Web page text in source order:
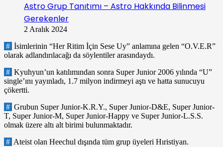
Astro Grup Tanıtımı – Astro Hakkında Bilinmesi
Gerekenler
2 Aralık 2024
# İsimlerinin “Her Ritim İçin Sese Uy” anlamına gelen “O.V.E.R”
olarak adlandırılacağı da söylentiler arasındaydı.
# Kyuhyun’un katılımından sonra Super Junior 2006 yılında “U”
single’ını yayınladı, 1.7 milyon indirmeyi aştı ve hatta sunucuyu
çökertti.
# Grubun Super Junior-K.R.Y., Super Junior-D&E, Super Junior-
T, Super Junior-M, Super Junior-Happy ve Super Junior-L.S.S.
olmak üzere altı alt birimi bulunmaktadır.
# Ateist olan Heechul dışında tüm grup üyeleri Hıristiyan.